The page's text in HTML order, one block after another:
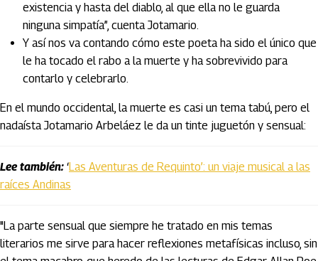
existencia y hasta del diablo, al que ella no le guarda
ninguna simpatía”, cuenta Jotamario.
Y así nos va contando cómo este poeta ha sido el único que
le ha tocado el rabo a la muerte y ha sobrevivido para
contarlo y celebrarlo.
En el mundo occidental, la muerte es casi un tema tabú, pero el
nadaísta Jotamario Arbeláez le da un tinte juguetón y sensual:
Lee también: ‘Las Aventuras de Requinto’: un viaje musical a las
raíces Andinas
"La parte sensual que siempre he tratado en mis temas
literarios me sirve para hacer reflexiones metafísicas incluso, sin